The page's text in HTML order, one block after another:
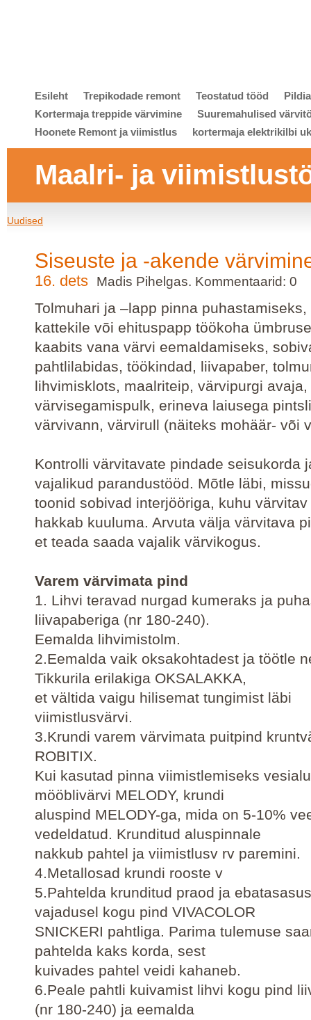
Esileht Trepikodade remont Teostatud tööd
Kortermaja treppide värvimine
Suuremahulised
Hoonete Remont ja viimistlus
kortermaja elektrikilbi
Maalri- ja
Uudised
Siseuste ja -akende
16. dets Madis Pihelgas. Kommentaarid: 0
Tolmuhari ja –lapp pinna
kattekile või ehituspapp töökoha
kaabits vana värvi eemaldamiseks,
pahtlilabidas, töökindad, liivapaber,
lihvimisklots, maalriteip, värvipurgi avaja,
värvisegamispulk, erineva laiusega
värvivann, värvirull (näiteks mohäär- või
Kontrolli värvitavate pindade seisukorda
vajalikud parandustööd. Mõtle läbi,
toonid sobivad interjööriga, kuhu
hakkab kuuluma. Arvuta välja värvitava
et teada saada vajalik värvikogus.
Varem värvimata pind
1. Lihvi teravad nurgad kumeraks ja
liivapaberiga (nr 180-240).
Eemalda lihvimistolm.
2.Eemalda vaik oksakohtadest ja töötle
Tikkurila erilakiga OKSALAKKA,
et vältida vaigu hilisemat tungimist läbi
viimistlusvärvi.
3.Krundi varem värvimata puitpind
ROBITIX.
Kui kasutad pinna viimistlemiseks
mööblivärvi MELODY, krundi
aluspind MELODY-ga, mida on 5-10%
vedeldatud. Krunditud aluspinnale
nakkub pahtel ja viimistlusv rv paremini.
4.Metallosad krundi rooste v
5.Pahtelda krunditud praod ja
vajadusel kogu pind VIVACOLOR
SNICKERI pahtliga. Parima tulemuse
pahtelda kaks korda, sest
kuivades pahtel veidi kahaneb.
6.Peale pahtli kuivamist lihvi kogu pind
(nr 180-240) ja eemalda